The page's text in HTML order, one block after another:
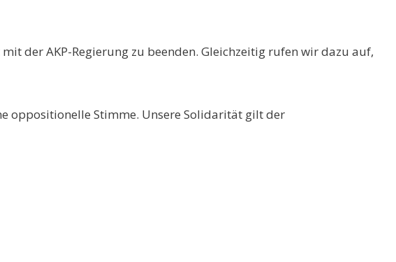
der AKP-Regierung zu beenden. Gleichzeitig rufen wir dazu auf,
oppositionelle Stimme. Unsere Solidarität gilt der